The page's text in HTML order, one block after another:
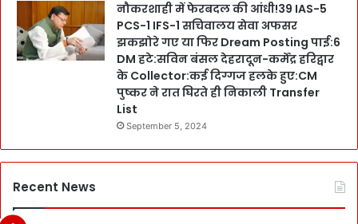
नौकरशाही में फेरबदल की आंधी!39 IAS-5
PCS-1 IFS-1 सचिवालय सेवा अफसर
झकझोरे गए या फिर Dream Posting पाई:6
DM हटे:सविन बंसल देहरादून-कर्मेंद्र हरिद्वार
के Collector:कई दिग्गज हलके हुए:CM
पुष्कर ने रात घिरते ही निकाली Transfer
List
September 5, 2024
Recent News